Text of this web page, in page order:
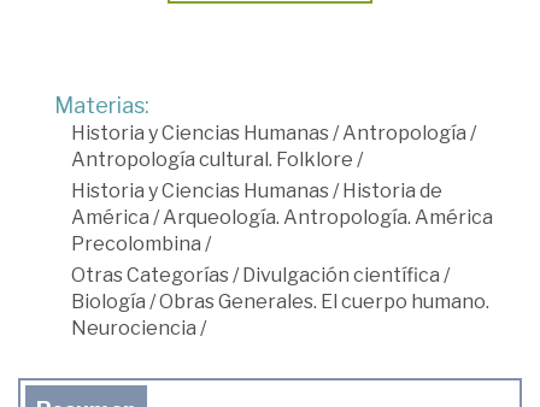
Materias:
Historia y Ciencias Humanas/Antropología /
Antropología cultural. Folklore /
Historia y Ciencias Humanas/Historia de
América /Arqueología. Antropología. América
Precolombina /
Otras Categorías/Divulgación científica /
Biología /Obras Generales. El cuerpo humano.
Neurociencia /